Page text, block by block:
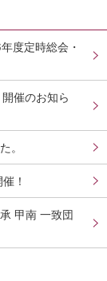
度定時総会・
催のお知ら
。
！
甲南 一致団